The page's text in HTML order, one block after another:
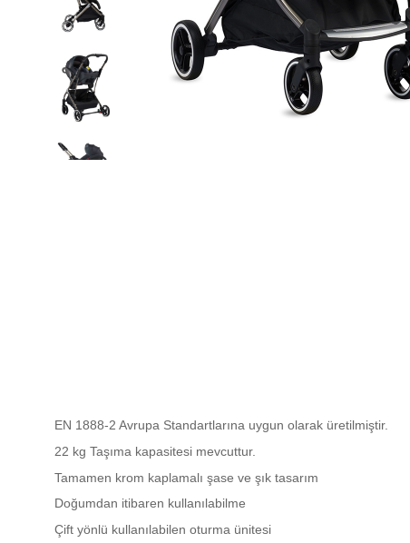
EN 1888-2 Avrupa Standartlarına uygun olarak üretilmiştir.
22 kg Taşıma kapasitesi mevcuttur.
Tamamen krom kaplamalı şase ve şık tasarım
Doğumdan itibaren kullanılabilme
Çift yönlü kullanılabilen oturma ünitesi